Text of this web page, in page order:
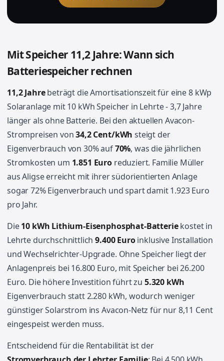
Mit Speicher 11,2 Jahre: Wann sich
Batteriespeicher rechnen
11,2 Jahrebeträgt die Amortisationszeit für eine 8 kWp
Solaranlage mit 10 kWh Speicher in Lehrte - 3,7 Jahre
länger als ohne Batterie. Bei den aktuellen Avacon-
Strompreisen von34,2 Cent/kWh steigt der
Eigenverbrauch von 30% auf70%, was die jährlichen
Stromkosten um 1.851 Euro reduziert. Familie Müller
aus Aligse erreicht mit ihrer südorientierten Anlage
sogar 72% Eigenverbrauch und spart damit 1.923 Euro
pro Jahr.
Die10 kWh Lithium-Eisenphosphat-Batteriekostet in
Lehrte durchschnittlich9.400 Euroinklusive Installation
und Wechselrichter-Upgrade. Ohne Speicher liegt der
Anlagenpreis bei 16.800 Euro, mit Speicher bei 26.200
Euro. Die höhere Investition führt zu 5.320 kWh
Eigenverbrauch statt 2.280 kWh, wodurch weniger
günstiger Solarstrom ins Avacon-Netz für nur 8,11 Cent
eingespeist werden muss.
Entscheidend für die Rentabilität ist der